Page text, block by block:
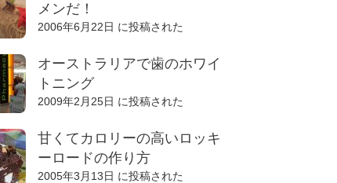
メンだ！
2006年6月22日 に投稿された
オーストラリアで歯のホワイ
トニング
2009年2月25日 に投稿された
甘くてカロリーの高いロッキ
ーロードの作り方
2005年3月13日 に投稿された